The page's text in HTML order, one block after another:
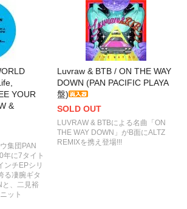
YOUR
&
集団PAN
年に7タイト
ンチEPシリ
る凄腕ギタ
と、二見裕
ット
Luvraw & BTB / ON THE WAY
DOWN (PAN PACIFIC PLAYA
盤)
SOLD OUT
LUVRAW & BTBによる名曲「ON
THE WAY DOWN」がB面にALTZ
REMIXを携え登場!!!